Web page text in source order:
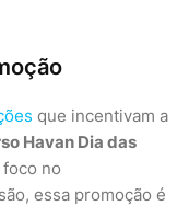
que incentivam a
Havan Dia das
no
essa promoção é